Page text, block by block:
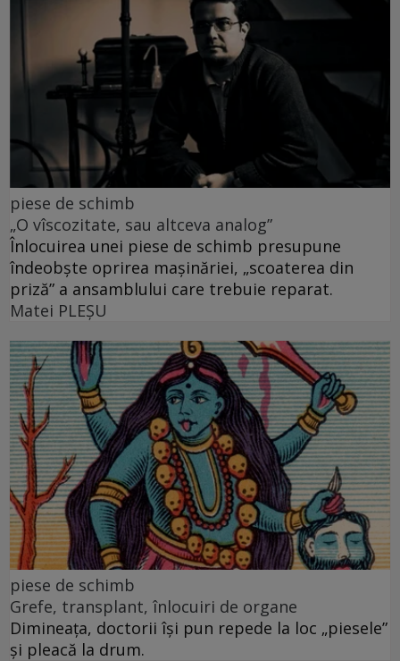
piese de schimb
„O vîscozitate, sau altceva analog”
Înlocuirea unei piese de schimb presupune
îndeobște oprirea mașinăriei, „scoaterea din
priză” a ansamblului care trebuie reparat.
Matei PLEŞU
piese de schimb
Grefe, transplant, înlocuiri de organe
Dimineața, doctorii își pun repede la loc „piesele”
și pleacă la drum.